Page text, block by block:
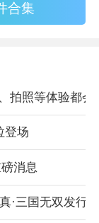
车、学法减分
更加简洁明
合集
拍照等体验都会
登场
消息
·三国无双发行